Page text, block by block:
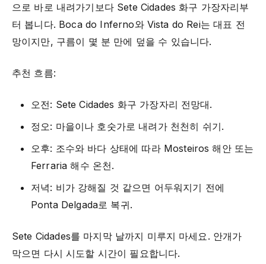
으로 바로 내려가기보다 Sete Cidades 화구 가장자리부
터 봅니다. Boca do Inferno와 Vista do Rei는 대표 전
망이지만, 구름이 몇 분 만에 덮을 수 있습니다.
추천 흐름:
오전: Sete Cidades 화구 가장자리 전망대.
정오: 마을이나 호숫가로 내려가 천천히 쉬기.
오후: 조수와 바다 상태에 따라 Mosteiros 해안 또는
Ferraria 해수 온천.
저녁: 비가 강해질 것 같으면 어두워지기 전에
Ponta Delgada로 복귀.
Sete Cidades를 마지막 날까지 미루지 마세요. 안개가
막으면 다시 시도할 시간이 필요합니다.